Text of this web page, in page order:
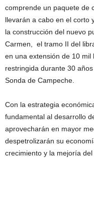
comprende un paquete de
llevarán a cabo en el corto
la construcción del nuevo
Carmen, el tramo II del
en una extensión de 10
restringida durante 30
Sonda de Campeche.
Con la estrategia
fundamental al desarrollo
aprovecharán en mayor
despetrolizarán su
crecimiento y la mejoría